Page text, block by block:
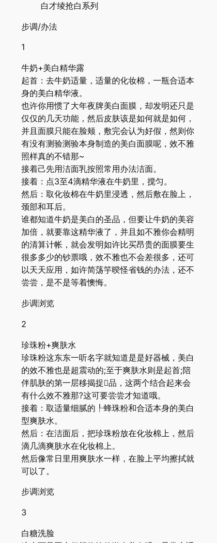
白才绫抢白系列
步调/办法
1
牛奶+美白精华露
起首：去牛奶适量，适量的化妆棉，一瓶合适本
身的美白精华液。
也许你用惯了大年夜牌美白面膜，却发明还只是
仅仅的几天功能，然后皮肤该是如何就是如何，
并且面膜只能在脸颊，敷完会认为好假，然则你
有没有测验测验本身制造的美白面膜呢，效不雅
照样真的不错那~
接着己先用洁面乳按照常用办法洁面。
接着：点3至4滴精华液在牛奶里，搅匀。
然后：取化妆棉在牛奶里浸透，然后敷在脸上，
颈部和耳后。
谁都知道牛奶是美白的圣品，但要让牛奶的美容
加倍，就要靠这精华液了，并且如不雅你会精明
的清算计帐，就会发明如许比买昂贵的面膜要生
很多多少的钞票哦，效不雅也不会差很多，还可
以天天应用，如许简荡竽暌怪省钱的办法，还不
尝尝，是不是等着懊悔。
步调浏览
2
珍珠粉+爽肤水
珍珠粉这东东一听名字就知道是是好器械，美白
的效不雅也是超震动的;至于爽肤水则是起首;陪
伴肌肤的第一层移揭捉品，这两个结合起来会
有什么效不雅那?这可要尝尝才知道哦。
接着：取适量细腻的┞蜂珠粉和合适本身的美白
型爽肤水。
然后：在洁面后，把珍珠粉放在化妆棉上，然后
滴几滴爽肤水在化妆棉上。
然后像常日里用爽肤水一样，在脸上平均擦拭就
可以了。
步调浏览
3
白糖洗脸